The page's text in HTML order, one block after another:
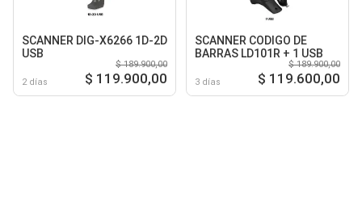
SCANNER DIG-X6266 1D-2D
USB
2 días
$ 189.900,00
$ 119.900,00
SCANNER CODIGO DE
BARRAS LD101R + 1 USB
3 días
$ 189.900,00
$ 119.600,00